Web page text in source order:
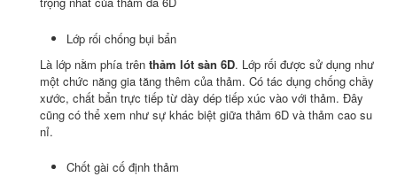
Lớp rối chống bụi bẩn
Là lớp nằm phía trên thảm lót sàn 6D. Lớp rối được sử dụng như
một chức năng gia tăng thêm của thảm. Có tác dụng chống chầy
xước, chất bẩn trực tiếp từ dày dép tiếp xúc vào với thảm. Đây
cũng có thể xem như sự khác biệt giữa thảm 6D và thảm cao su
nỉ.
Chốt gài cố định thảm